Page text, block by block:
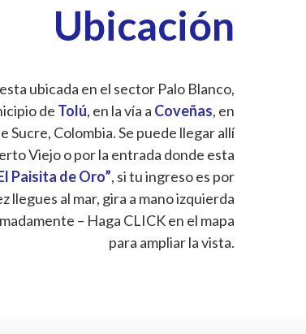
Ubicación
ubicada en el sector Palo Blanco,
de Tolú, en la vía a Coveñas, en
Sucre, Colombia. Se puede llegar allí
Viejo o por la entrada donde esta
Paisita de Oro”, si tu ingreso es por
llegues al mar, gira a mano izquierda
– Haga CLICK en el mapa
para ampliar la vista.